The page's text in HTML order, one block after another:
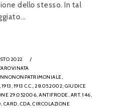
dello stesso. In tal
2022
/
1913, 1913 C.C., 28.05.2002; GIUDICE
29.052006, ANTIFRODE, ART. 146,
CARD, CDA, CIRCOLAZIONE